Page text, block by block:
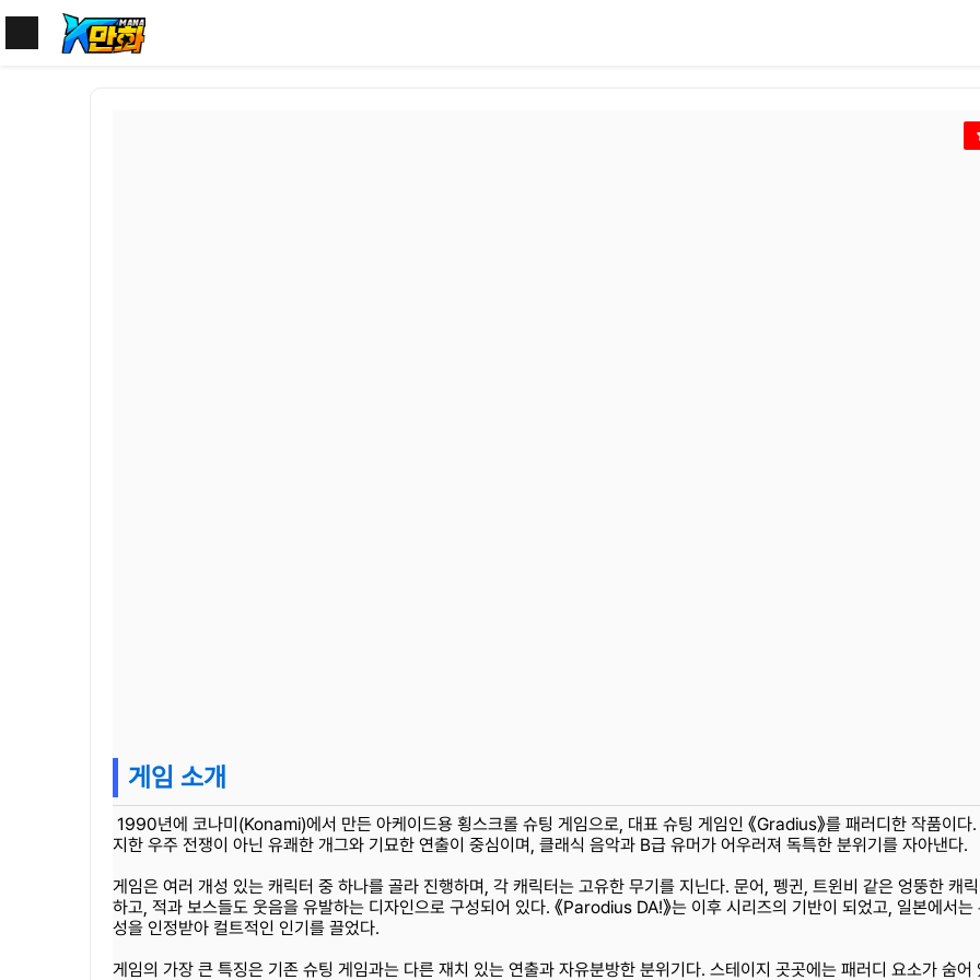
게임 소개
1990년에 코나미(Konami)에서 만든 아케이드용 횡스크롤 슈팅 게임으로, 대표 슈팅 게임인 《Gradius》를 패러디한 작품이다
지한 우주 전쟁이 아닌 유쾌한 개그와 기묘한 연출이 중심이며, 클래식 음악과 B급 유머가 어우러져 독특한 분위기를 자아낸다.
게임은 여러 개성 있는 캐릭터 중 하나를 골라 진행하며, 각 캐릭터는 고유한 무기를 지닌다. 문어, 펭귄, 트윈비 같은 엉뚱한 캐
하고, 적과 보스들도 웃음을 유발하는 디자인으로 구성되어 있다. 《Parodius DA!》는 이후 시리즈의 기반이 되었고, 일본에서는
성을 인정받아 컬트적인 인기를 끌었다.
게임의 가장 큰 특징은 기존 슈팅 게임과는 다른 재치 있는 연출과 자유분방한 분위기다. 스테이지 곳곳에는 패러디 요소가 숨어